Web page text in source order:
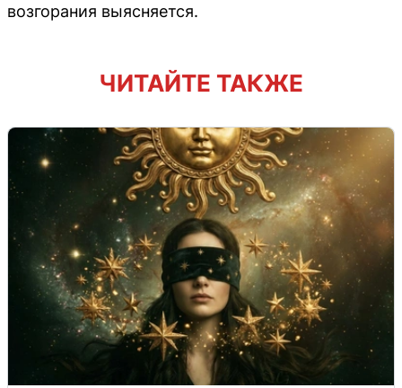
возгорания выясняется.
ЧИТАЙТЕ ТАКЖЕ